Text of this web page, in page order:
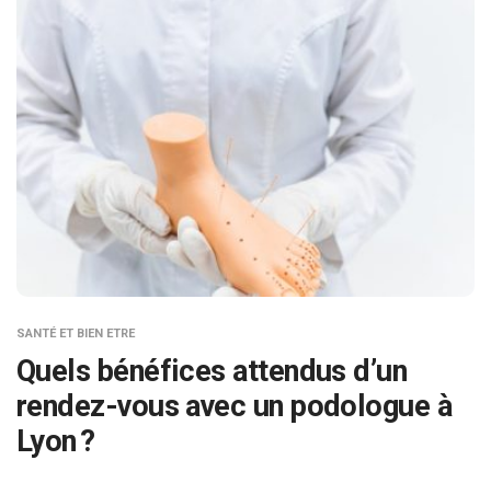
SANTÉ ET BIEN ETRE
Quels bénéfices attendus d’un
rendez-vous avec un podologue à
Lyon ?